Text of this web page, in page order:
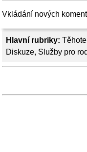
Hlavní rubriky:
Diskuze, Služby pro
Vkládání nových